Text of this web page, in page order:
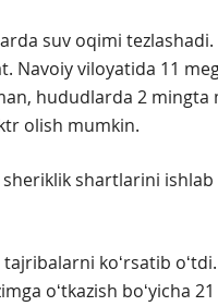
suv oqimi tezlashadi.
Navoiy viloyatida 11
hududlarda 2 mingta
olish mumkin.
shartlarini
koʻrsatib oʻtdi.
oʻtkazish boʻyicha